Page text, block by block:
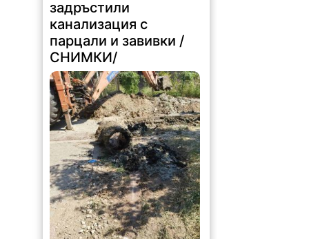
задръстили
канализация с
парцали и завивки /
СНИМКИ/